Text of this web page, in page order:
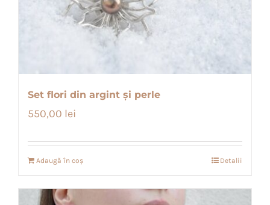
Set flori din argint și perle
550,00 lei
Adaugă în coș Detalii